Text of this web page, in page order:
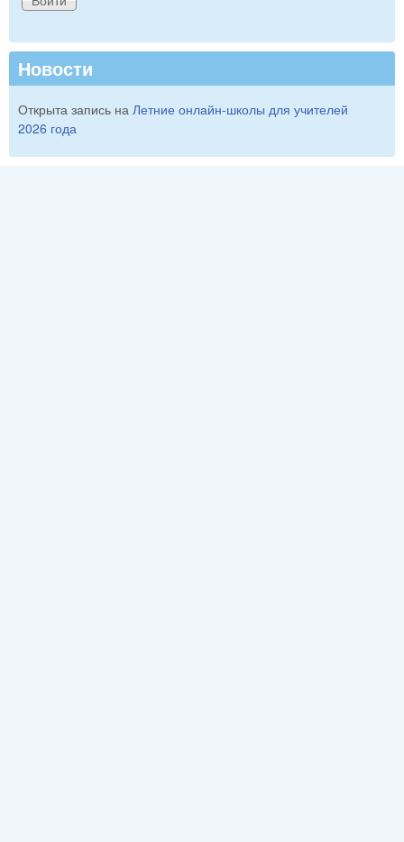
Новости
Открыта запись на Летние онлайн-школы для учителей
2026 года